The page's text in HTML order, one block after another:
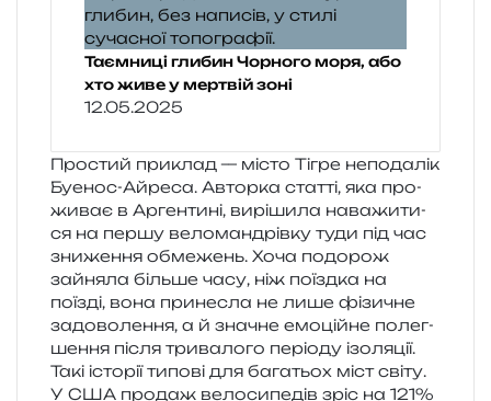
Таємниці глибин Чорного моря, або
хто живе у мертвій зоні
12.05.2025
Простий при­клад — місто Тігре непо­да­лік
Буенос-Айреса. Авторка стат­ті, яка про­
жи­ває в Аргентині, вирі­ши­ла нава­жи­ти­
ся на першу вело­ман­дрів­ку туди під час
зни­же­н­ня обме­жень. Хоча подо­рож
зайня­ла біль­ше часу, ніж поїзд­ка на
поїзді, вона при­не­сла не лише фізи­чне
задо­во­ле­н­ня, а й зна­чне емо­цій­не полег­
ше­н­ня після три­ва­ло­го пері­о­ду ізоляції.
Такі істо­рії типо­ві для бага­тьох міст світу.
У США про­даж вело­си­пе­дів зріс на 121%